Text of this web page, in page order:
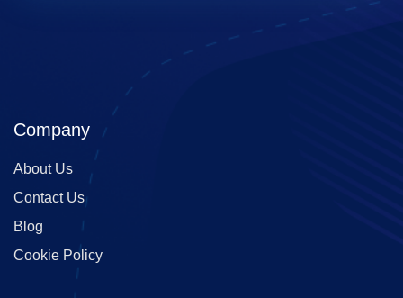
Company
About Us
Contact Us
Blog
Cookie Policy